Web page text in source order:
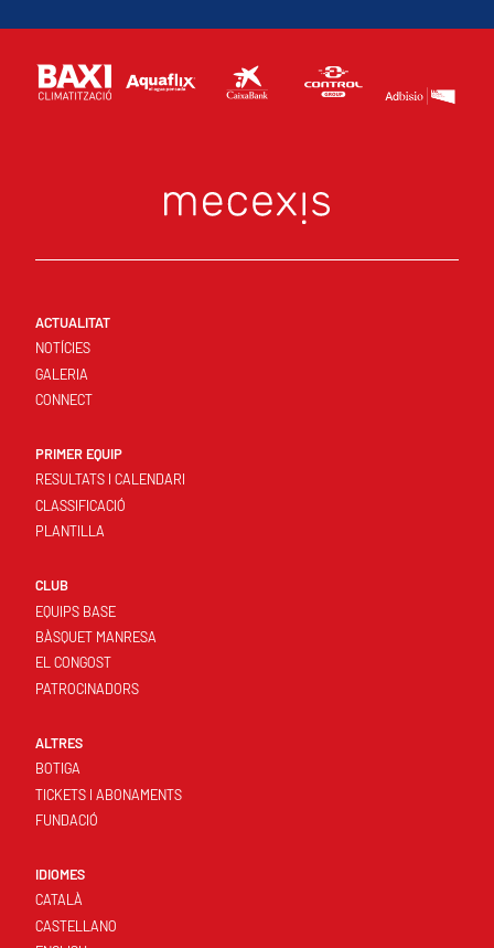
ACTUALITAT
NOTÍCIES
GALERIA
CONNECT
PRIMER EQUIP
RESULTATS I CALENDARI
CLASSIFICACIÓ
PLANTILLA
CLUB
EQUIPS BASE
BÀSQUET MANRESA
EL CONGOST
PATROCINADORS
ALTRES
BOTIGA
TICKETS I ABONAMENTS
FUNDACIÓ
IDIOMES
CATALÀ
CASTELLANO